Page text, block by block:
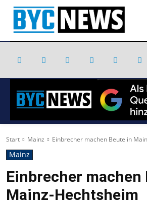
Start Mainz Einbrecher machen Beute in
Mainz
Einbrecher machen
Mainz-Hechtsheim